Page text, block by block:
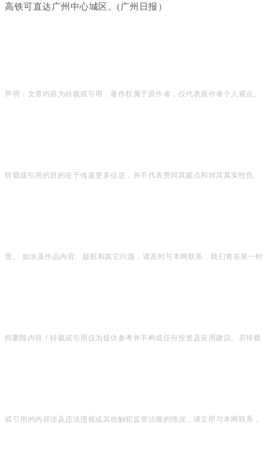
高铁可直达广州中心城区。(广州日报）
声明：文章内容为转载或引用，著作权属于原作者，仅代表原作者个人观点。
转载或引用的目的在于传递更多信息，并不代表赞同其观点和对其真实性负
责。 如涉及作品内容、版权和其它问题，请及时与本网联系，我们将在第一时
间删除内容！转载或引用仅为提供参考并不构成任何投资及应用建议。若转载
或引用的内容涉及违法违规或其他触犯监管法规的情况，请立即与本网联系，